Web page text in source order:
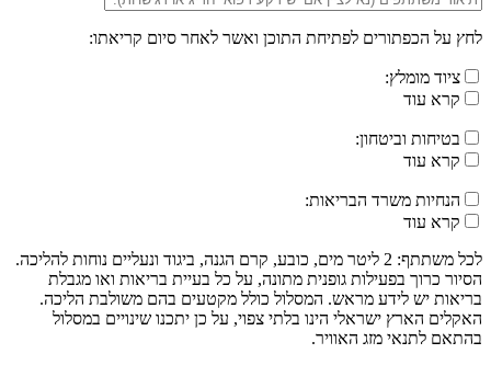
לחץ על הכפתורים לפתיחת התוכן ואשר לאחר סיום קריאתו:
ציוד מומלץ:
קרא עוד
בטיחות וביטחון:
קרא עוד
הנחיות משרד הבריאות:
קרא עוד
לכל משתתף: 2 ליטר מים, כובע, קרם הגנה, ביגוד ונעליים נוחות להליכה.
הסיור כרוך בפעילות גופנית מתונה, על כל בעיית בריאות ואו מגבלת
בריאות יש לידע מראש. המסלול כולל מקטעים בהם משולבת הליכה.
האקלים הארץ ישראלי הינו בלתי צפוי, על כן יתכנו שינויים במסלול
בהתאם לתנאי מזג האוויר.